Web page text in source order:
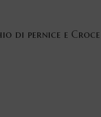
di pernice e Croce